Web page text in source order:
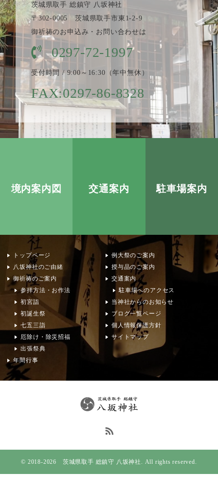
茨城県取手 総鎮守 八坂神社
〒302-0005 茨城県取手市東1-2-9
御祈祷のお申込み・お問い合わせは
0297-72-1997
受付時間 / 9:00～16:30（年中無休）
FAX:0297-86-8328
境内案内図 交通案内 駐車場案内
トップページ
八坂神社のご由緒
御祈祷のご案内
参拝方法・お作法
初宮詣
初誕生祭
七五三詣
厄除け・除災招福
出張祭典
年間行事
例大祭のご案内
授与品のご案内
交通案内
駐車場へのアクセス
当神社からのお知らせ
ブログ一覧ページ
個人情報保護方針
サイトマップ
© 2018-2026 茨城県取手 総鎮守 八坂神社. All rights reserved.